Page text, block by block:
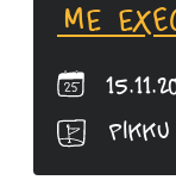
ME